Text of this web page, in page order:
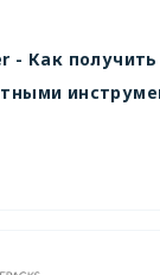
- Как